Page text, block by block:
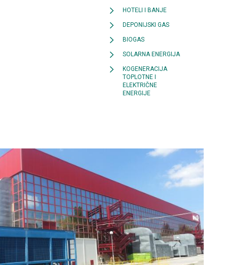
HOTELI I BANJE
DEPONIJSKI GAS
BIOGAS
SOLARNA ENERGIJA
KOGENERACIJA
TOPLOTNE I
ELEKTRIČNE
ENERGIJE